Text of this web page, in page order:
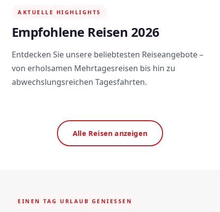
AKTUELLE HIGHLIGHTS
Empfohlene Reisen 2026
Entdecken Sie unsere beliebtesten Reiseangebote –
von erholsamen Mehrtagesreisen bis hin zu
abwechslungsreichen Tagesfahrten.
Alle Reisen anzeigen
EINEN TAG URLAUB GENIESSEN